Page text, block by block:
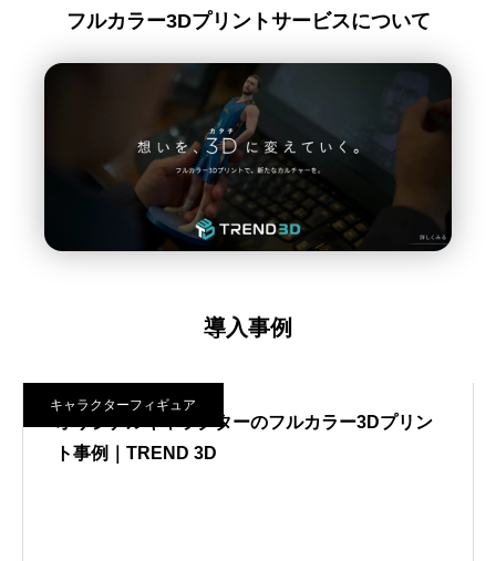
フルカラー3Dプリントサービスについて
導入事例
クターのフルカラー3Dプリン
マスコットキャラク